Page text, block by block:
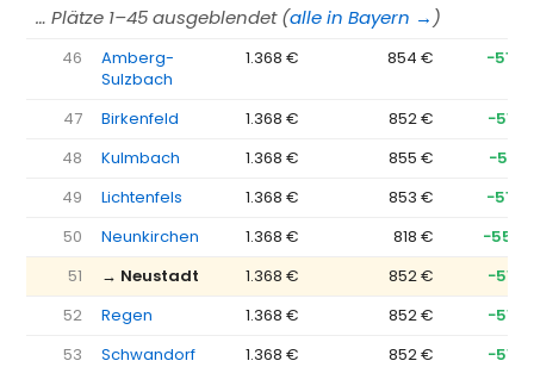
… Plätze 1–45 ausgeblendet (alle in Bayern → )
46
Amberg-
Sulzbach
1.368 € 854 € −514
47 Birkenfeld 1.368 € 852 €
−516
48
Kulmbach 1.368 € 855 €
−513
49
Lichtenfels 1.368 € 853 €
−514
50
Neunkirchen 1.368 € 818 €
−550
51
→ Neustadt 1.368 € 852 €
−516
52
Regen 1.368 € 852 €
−516
53
Schwandorf 1.368 € 852 €
−516